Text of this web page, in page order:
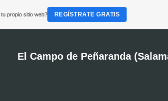
El Campo de Peñaranda
propio sitio web? REGÍSTRATE GRATIS